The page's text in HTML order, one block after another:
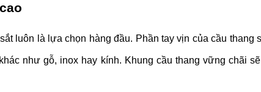
luôn là lựa chọn hàng đầu. Phần tay vịn của cầu thang
như gỗ, inox hay kính. Khung cầu thang vững chãi